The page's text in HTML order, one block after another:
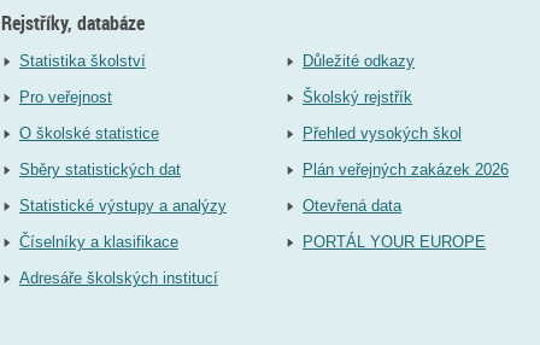
Rejstříky, databáze
Statistika školství
Pro veřejnost
O školské statistice
Sběry statistických dat
Statistické výstupy a analýzy
Číselníky a klasifikace
Adresáře školských institucí
Důležité odkazy
Školský rejstřík
Přehled vysokých škol
Plán veřejných zakázek 2026
Otevřená data
PORTÁL YOUR EUROPE